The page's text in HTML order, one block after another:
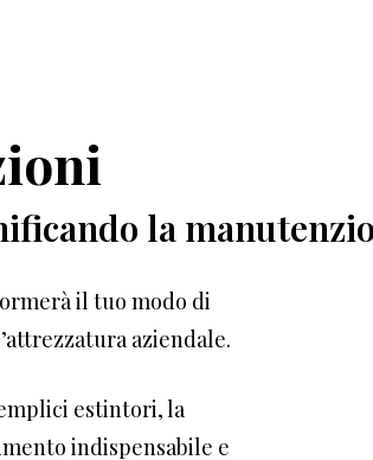
la
il tuo modo di
aziendale.
estintori, la
indispensabile e